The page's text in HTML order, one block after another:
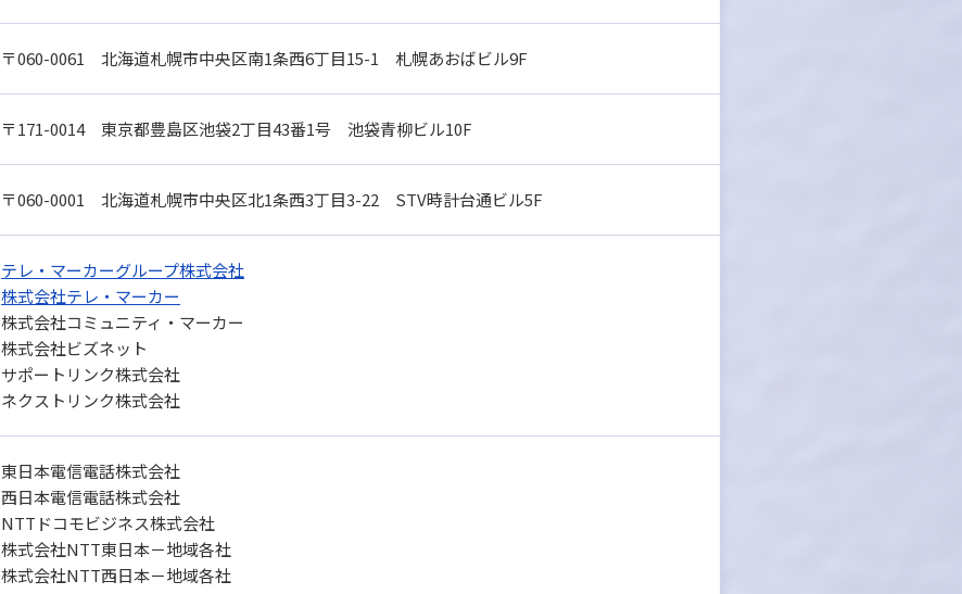
〒060-0061 北海道札幌市中央区南1条西6丁目15-1 札幌あおばビル9F
〒171-0014 東京都豊島区池袋2丁目43番1号 池袋青柳ビル10F
〒060-0001 北海道札幌市中央区北1条西3丁目3-22 STV時計台通ビル5F
テレ・マーカーグループ株式会社
株式会社テレ・マーカー
株式会社コミュニティ・マーカー
株式会社ビズネット
サポートリンク株式会社
ネクストリンク株式会社
東日本電信電話株式会社
西日本電信電話株式会社
NTTドコモビジネス株式会社
株式会社NTT東日本－地域各社
株式会社NTT西日本－地域各社